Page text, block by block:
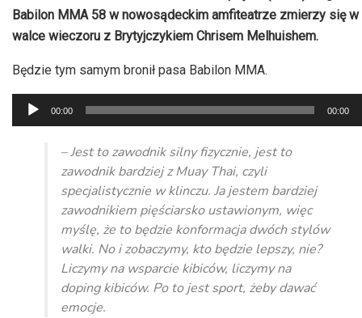
Babilon MMA 58 w nowosądeckim amfiteatrze zmierzy się w
walce wieczoru z Brytyjczykiem Chrisem Melhuishem.
Będzie tym samym bronił pasa Babilon MMA.
Odtwarzacz
plików
dźwiękowych
00:00 00:00
– Jest to zawodnik silny fizycznie, jest to
zawodnik bardziej z Muay Thai, czyli
specjalistycznie w klinczu. Ja jestem bardziej
zawodnikiem pięściarsko ustawionym, więc
myślę, że to będzie konformacja dwóch stylów
walki. No i zobaczymy, kto będzie lepszy, nie?
Liczymy na wsparcie kibiców, liczymy na
doping kibiców. Po to jest sport, żeby dawać
emocje.